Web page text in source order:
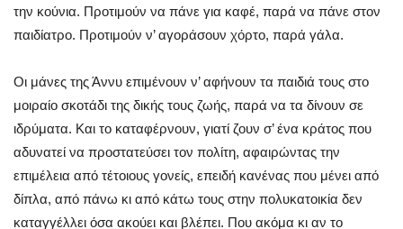
την κούνια. Προτιμούν να πάνε για καφέ, παρά να πάνε στον
παιδίατρο. Προτιμούν ν’ αγοράσουν χόρτο, παρά γάλα.
Οι μάνες της Άννυ επιμένουν ν’ αφήνουν τα παιδιά τους στο
μοιραίο σκοτάδι της δικής τους ζωής, παρά να τα δίνουν σε
ιδρύματα. Και το καταφέρνουν, γιατί ζουν σ’ ένα κράτος που
αδυνατεί να προστατεύσει τον πολίτη, αφαιρώντας την
επιμέλεια από τέτοιους γονείς, επειδή κανένας που μένει από
δίπλα, από πάνω κι από κάτω τους στην πολυκατοικία δεν
καταγγέλλει όσα ακούει και βλέπει. Που ακόμα κι αν το